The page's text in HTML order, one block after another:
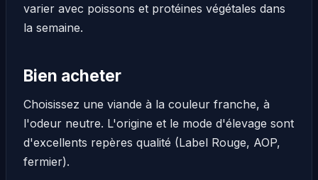
varier avec poissons et protéines végétales dans
la semaine.
Bien acheter
Choisissez une viande à la couleur franche, à
l'odeur neutre. L'origine et le mode d'élevage sont
d'excellents repères qualité (Label Rouge, AOP,
fermier).